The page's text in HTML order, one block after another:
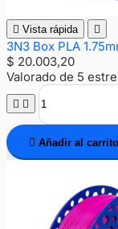
 Vista rápida 
3N3 Box PLA
$ 20.003,20
Valorado de 5
 
 Añadir al carrito